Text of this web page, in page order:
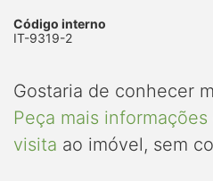
Código interno
IT-9319-2
Gostaria de conhecer
Peça mais
visita ao imóvel, sem